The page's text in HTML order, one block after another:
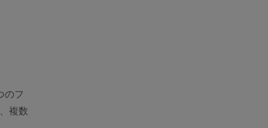
のフ
複数